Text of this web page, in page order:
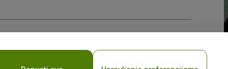
za mobilne uređaje